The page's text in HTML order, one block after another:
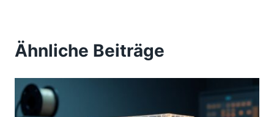
Ähnliche Beiträge